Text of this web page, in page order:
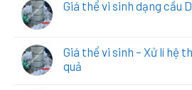
Giá thể vi sinh dạng cầu
Giá thể vi sinh – Xử lí hệ
quả